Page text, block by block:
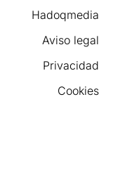
Hadoqmedia
Aviso legal
Privacidad
Cookies